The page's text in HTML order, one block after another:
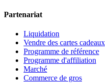
Partenariat
Liquidation
Vendre des cartes cadeaux
Programme de référence
Programme d'affiliation
Marché
Commerce de gros